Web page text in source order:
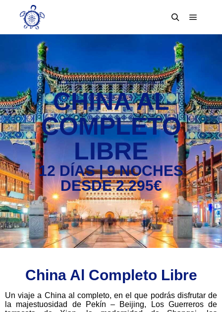
CHINA AL
COMPLETO
LIBRE
12 DÍAS | 9 NOCHES
DESDE 2.295€
China Al Completo Libre
Un viaje a China al completo, en el que podrás disfrutar de
la majestuosidad de Pekín – Beijing, Los Guerreros de